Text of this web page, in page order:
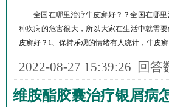
全国在哪里治疗牛皮癣好？？全国在哪
种疾病的危害很大，所以大家在生活中就需
皮癣好？1、保持乐观的情绪有人统计，牛皮癣
2022-08-27 15:39:26 回答
维胺酯胶囊治疗银屑病